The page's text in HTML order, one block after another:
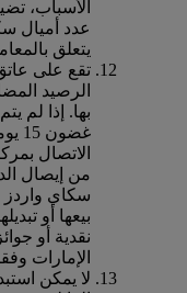
الأسباب،
عدد أميال
يتعلق
تقع على
الرصيد
بها. إذا لم
الاتصال
من إيصال
سكاي واردز
بيعها أو
نقدية أو
الإمارات
لا يمكن